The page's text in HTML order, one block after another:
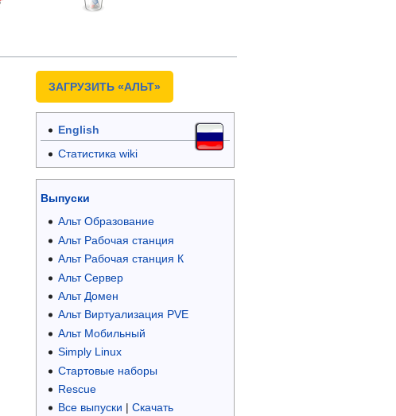
ЗАГРУЗИТЬ «АЛЬТ»
English
Статистика wiki
Выпуски
Альт Образование
Альт Рабочая станция
Альт Рабочая станция К
Альт Сервер
Альт Домен
Альт Виртуализация PVE
Альт Мобильный
Simply Linux
Стартовые наборы
Rescue
Все выпуски |Скачать